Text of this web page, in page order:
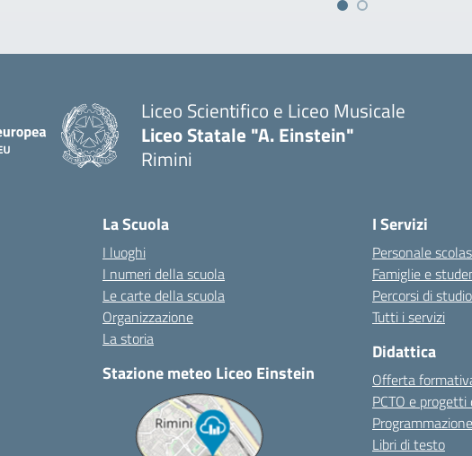
Liceo Scientifico e Liceo Musicale
Liceo Statale "A. Einstein"
Rimini
La Scuola
I luoghi
I numeri della scuola
Le carte della scuola
Organizzazione
La storia
Stazione meteo Liceo Einstein
I Servizi
Personale
Famiglie e
Percorsi di studio
Tutti i servizi
Didattica
Offerta
PCTO e
Libri di testo